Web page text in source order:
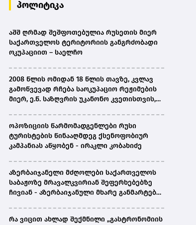
პოლიტიკა
აშშ ღრმად შეშფოთებულია რუსეთის მიერ
საქართველოს ტერიტორიის განგრძობადი
ოკუპაციით – საელჩო
2008 წლის ომიდან 18 წლის თავზე, კვლავ
გამოწვევად რჩება საოკუპაციო რეჟიმების
მიერ, ე.წ. საზღვრის უკანონო კვეთისთვის,
ენაზე განათლების ხელმისაწვდომობა-
სახალხო დამცველი
ოპოზიციის წარმომადგენლები რუსი
ტურისტების წინააღმდეგ ქსენოფობიურ
კამპანიას აწყობენ - ირაკლი კობახიძე
აზერბაიჯანელი მძღოლები საქართველოს
საბაჟოზე მრავალკვირიან შეფერხებებზე
ჩივიან - აზერბაიჯანული მხარე განმარტებას
რა ვიცით ახლად შექმნილი „გასტრონომიის